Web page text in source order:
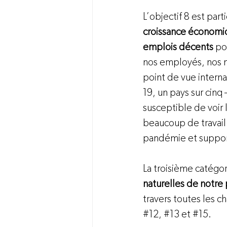
L’objectif 8 est
croissance
emplois décents
nos employés, nos
point de vue
19, un pays sur
susceptible de voir
beaucoup de
pandémie et
La troisième
naturelles de notre
travers toutes les
#12, #13 et #15.